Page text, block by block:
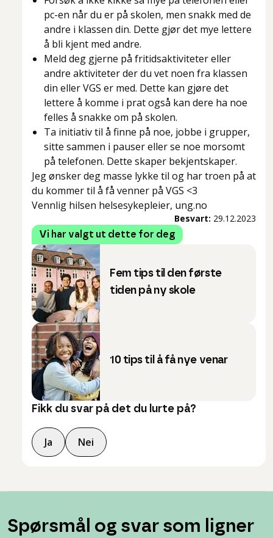
pc-en når du er på skolen, men snakk med de
andre i klassen din. Dette gjør det mye lettere
å bli kjent med andre.
Meld deg gjerne på fritidsaktiviteter eller
andre aktiviteter der du vet noen fra klassen
din eller VGS er med. Dette kan gjøre det
lettere å komme i prat også kan dere ha noe
felles å snakke om på skolen.
Ta initiativ til å finne på noe, jobbe i grupper,
sitte sammen i pauser eller se noe morsomt
på telefonen. Dette skaper bekjentskaper.
Jeg ønsker deg masse lykke til og har troen på at
du kommer til å få venner på VGS <3
Vennlig hilsen helsesykepleier, ung.no
Besvart: 29.12.2023
Vi har valgt ut dette for deg
Fem tips til den første
tiden på ny skole
10 tips til å få nye venar
Fikk du svar på det du lurte på?
Ja Nei
Spørsmål og svar som ligner